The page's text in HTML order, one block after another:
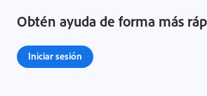
Obtén ayuda de forma más
Iniciar sesión